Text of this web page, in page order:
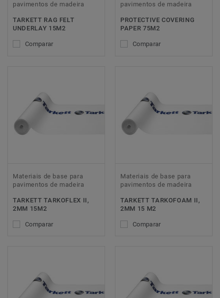
pavimentos de madeira
TARKETT RAG FELT
UNDERLAY 15M2
Comparar
pavimentos de madeira
PROTECTIVE COVERING
PAPER 75M2
Comparar
Materiais de base para
pavimentos de madeira
TARKETT TARKOFLEX II,
2MM 15M2
Comparar
Materiais de base para
pavimentos de madeira
TARKETT TARKOFOAM II,
2MM 15 M2
Comparar